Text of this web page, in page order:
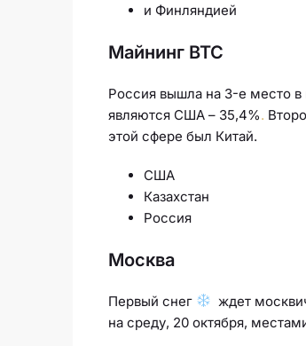
и Финляндией
Майнинг BTC
Россия вышла на 3-е место
являются США – 35,4%.
этой сфере был Китай.
США
Казахстан
Россия
Москва
Первый снег
ждет
на среду, 20 октября,